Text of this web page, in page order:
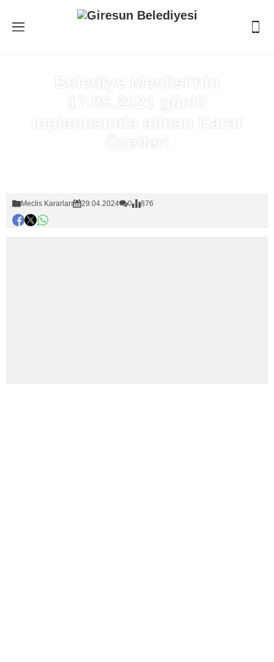
Belediye Meclisi’nin
17.05.2021 günlü
toplantısında alınan Karar
Özetleri
Meclis Kararları 29.04.2024 0 876